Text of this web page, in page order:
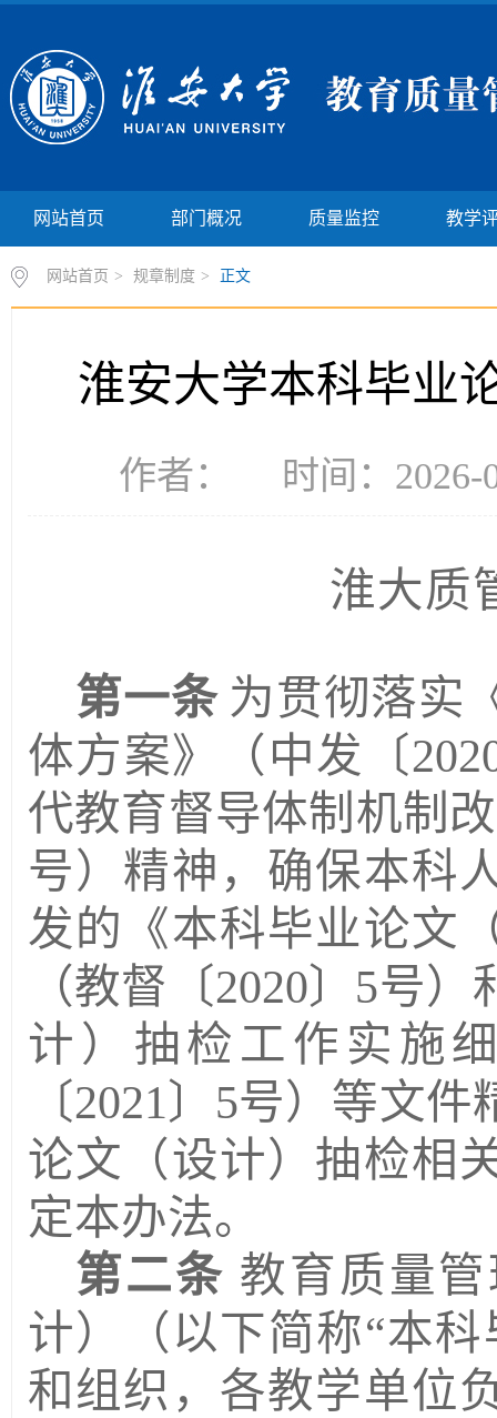
网站首页 部门概况 质量监控 教学
网站首页 > 规章制度 > 正文
淮安大学本科毕业
作者： 时间：
淮大质
第一条 为贯彻落实
体方案》
（中发〔
代教育督导体制机制
号） 精神，确保本科
发的《本科毕业论文
（教督〔2020〕5号
计）抽检工作实施
〔2021〕5号）等文
论文（设计）抽检相
定本办法。
第二条 教育质量
计）（以下简称“本
和组织，各教学单位